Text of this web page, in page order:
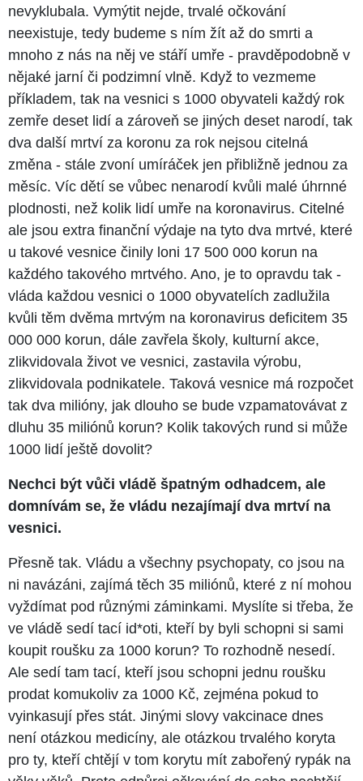
nevyklubala. Vymýtit nejde, trvalé očkování
neexistuje, tedy budeme s ním žít až do smrti a
mnoho z nás na něj ve stáří umře - pravděpodobně v
nějaké jarní či podzimní vlně. Když to vezmeme
příkladem, tak na vesnici s 1000 obyvateli každý rok
zemře deset lidí a zároveň se jiných deset narodí, tak
dva další mrtví za koronu za rok nejsou citelná
změna - stále zvoní umíráček jen přibližně jednou za
měsíc. Víc dětí se vůbec nenarodí kvůli malé úhrnné
plodnosti, než kolik lidí umře na koronavirus. Citelné
ale jsou extra finanční výdaje na tyto dva mrtvé, které
u takové vesnice činily loni 17 500 000 korun na
každého takového mrtvého. Ano, je to opravdu tak -
vláda každou vesnici o 1000 obyvatelích zadlužila
kvůli těm dvěma mrtvým na koronavirus deficitem 35
000 000 korun, dále zavřela školy, kulturní akce,
zlikvidovala život ve vesnici, zastavila výrobu,
zlikvidovala podnikatele. Taková vesnice má rozpočet
tak dva milióny, jak dlouho se bude vzpamatovávat z
dluhu 35 miliónů korun? Kolik takových rund si může
1000 lidí ještě dovolit?
Nechci být vůči vládě špatným odhadcem, ale
domnívám se, že vládu nezajímají dva mrtví na
vesnici.
Přesně tak. Vládu a všechny psychopaty, co jsou na
ni navázáni, zajímá těch 35 miliónů, které z ní mohou
vyždímat pod různými záminkami. Myslíte si třeba, že
ve vládě sedí tací id*oti, kteří by byli schopni si sami
koupit roušku za 1000 korun? To rozhodně nesedí.
Ale sedí tam tací, kteří jsou schopni jednu roušku
prodat komukoliv za 1000 Kč, zejména pokud to
vyinkasují přes stát. Jinými slovy vakcinace dnes
není otázkou medicíny, ale otázkou trvalého koryta
pro ty, kteří chtějí v tom korytu mít zabořený rypák na